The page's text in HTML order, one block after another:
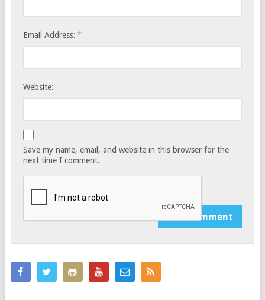
Email Address: *
Website:
Save my name, email, and website in this browser for the
next time I comment.